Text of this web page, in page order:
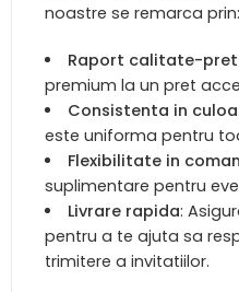
noastre se remarca prin:
Raport calitate-pret
premium la un pret
Consistenta in
este uniforma pentru
Flexibilitate in
suplimentare pentru
Livrare rapida:
pentru a te ajuta sa
trimitere a invitatiilor.